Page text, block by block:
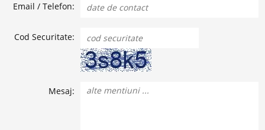
Email / Telefon:
Cod Securitate:
Mesaj: